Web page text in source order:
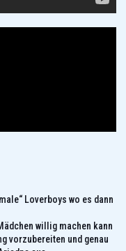
Loverboys wo es dann
willig machen kann
vorzubereiten und genau